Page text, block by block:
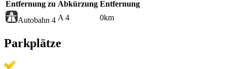
Entfernung zu Abkürzung Entfernung
Autobahn 4 A 4 0km
Parkplätze